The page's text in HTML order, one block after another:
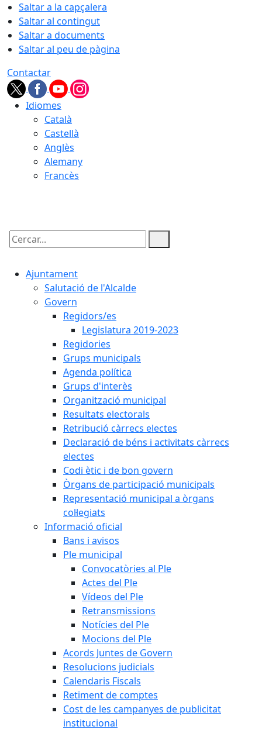
Saltar a la capçalera
Saltar al contingut
Saltar a documents
Saltar al peu de pàgina
Contactar
Idiomes
Català
Castellà
Anglès
Alemany
Francès
Cercar:
Ajuntament
Salutació de l'Alcalde
Govern
Regidors/es
Legislatura 2019-2023
Regidories
Grups municipals
Agenda política
Grups d'interès
Organització municipal
Resultats electorals
Retribució càrrecs electes
Declaració de béns i activitats càrrecs
electes
Codi ètic i de bon govern
Òrgans de participació municipals
Representació municipal a òrgans
col·legiats
Informació oficial
Bans i avisos
Ple municipal
Convocatòries al Ple
Actes del Ple
Vídeos del Ple
Retransmissions
Notícies del Ple
Mocions del Ple
Acords Juntes de Govern
Resolucions judicials
Calendaris Fiscals
Retiment de comptes
Cost de les campanyes de publicitat
institucional